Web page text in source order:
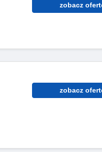
zobacz
zobacz